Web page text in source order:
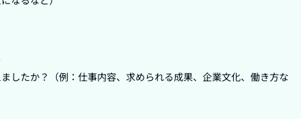
したか？（例：仕事内容、求められる成果、企業文化、働き方な